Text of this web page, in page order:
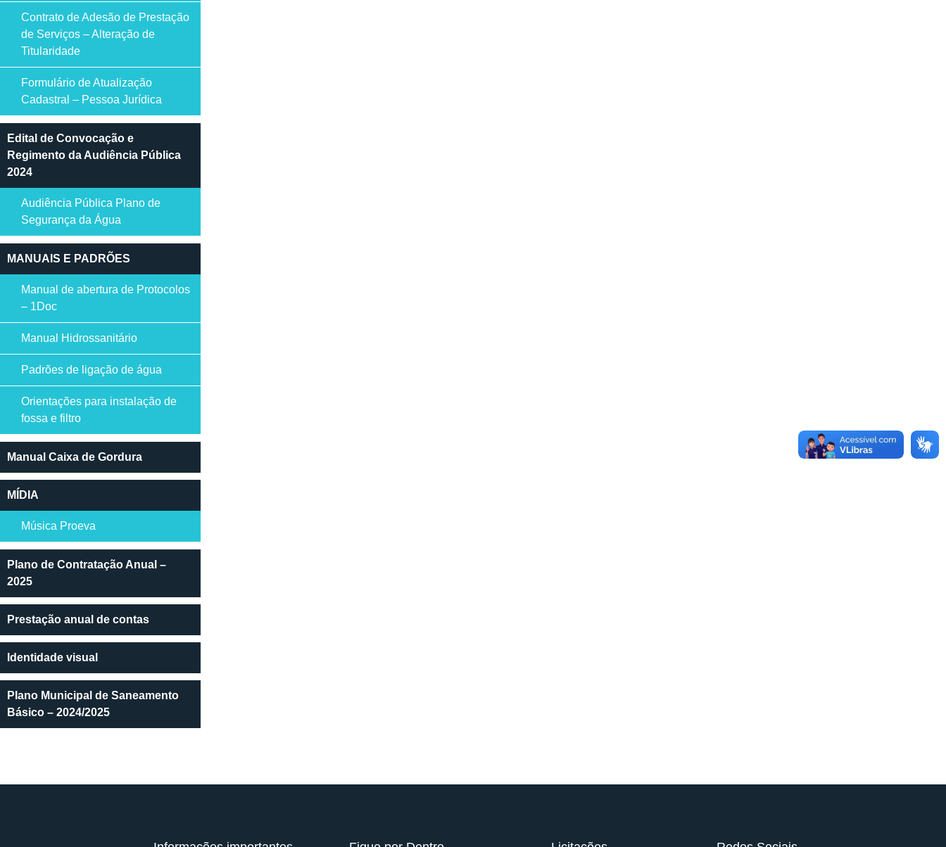
Contrato de Adesão de Prestação
de Serviços – Alteração de
Titularidade
Formulário de Atualização
Cadastral – Pessoa Jurídica
Edital de Convocação e
Regimento da Audiência Pública
2024
Audiência Pública Plano de
Segurança da Água
MANUAIS E PADRÕES
Manual de abertura de Protocolos
– 1Doc
Manual Hidrossanitário
Padrões de ligação de água
Orientações para instalação de
fossa e filtro
Manual Caixa de Gordura
MÍDIA
Música Proeva
Plano de Contratação Anual –
2025
Prestação anual de contas
Identidade visual
Plano Municipal de Saneamento
Básico – 2024/2025